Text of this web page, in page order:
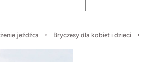
jeźdźca Bryczesy dla kobiet i dzieci